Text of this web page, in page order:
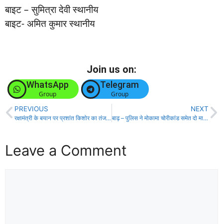
बाइट – सुमित्रा देवी स्थानीय
बाइट- अमित कुमार स्थानीय
Join us on:
WhatsApp
Group
Telegram
Group
PREVIOUS
रक्षामंत्री के बयान पर प्रशांत किशोर का तंज, पूछा अब क्या 150 साल लगेगा?
NEXT
बाढ़ – पुलिस ने मोकामा चोरीकांड समेत दो मामलों का किया पर्दाफाश, दो बदमाश गिरफ्तार!
Leave a Comment